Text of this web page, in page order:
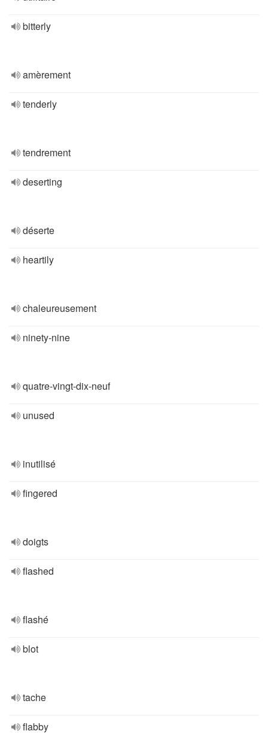
bitterly
amèrement
tenderly
tendrement
deserting
déserte
heartily
chaleureusement
ninety-nine
quatre-vingt-dix-neuf
unused
inutilisé
fingered
doigts
flashed
flashé
blot
tache
flabby